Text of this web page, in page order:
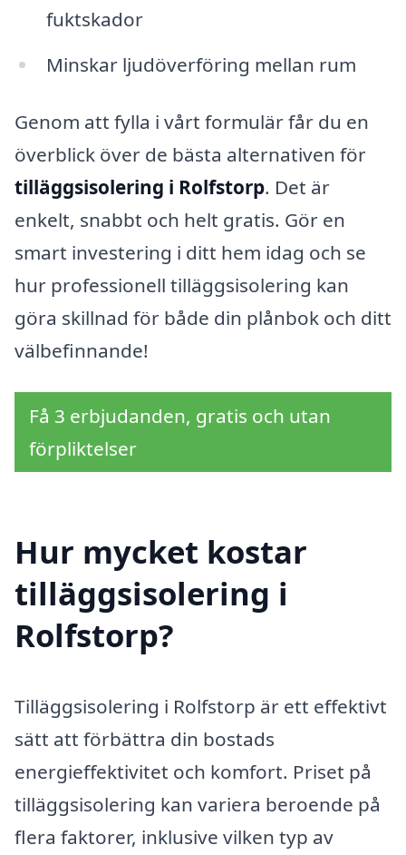
fuktskador
Minskar ljudöverföring mellan rum
Genom att fylla i vårt formulär får du en
överblick över de bästa alternativen för
tilläggsisolering i Rolfstorp. Det är
enkelt, snabbt och helt gratis. Gör en
smart investering i ditt hem idag och se
hur professionell tilläggsisolering kan
göra skillnad för både din plånbok och ditt
välbefinnande!
Få 3 erbjudanden, gratis och utan
förpliktelser
Hur mycket kostar
tilläggsisolering i
Rolfstorp?
Tilläggsisolering i Rolfstorp är ett effektivt
sätt att förbättra din bostads
energieffektivitet och komfort. Priset på
tilläggsisolering kan variera beroende på
flera faktorer, inklusive vilken typ av